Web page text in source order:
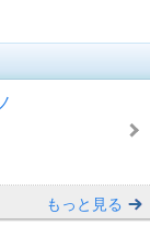
もっと見る